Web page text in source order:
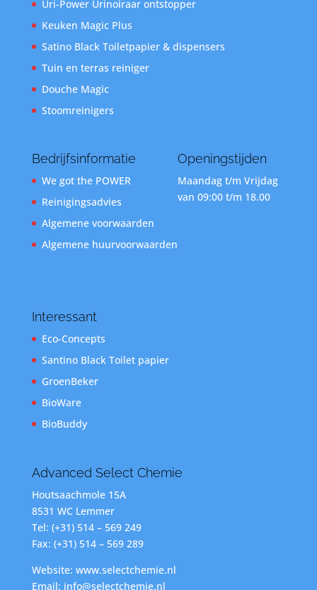
Uri-Power Urinoiraar ontstopper
Keuken Magic Plus
Satino Black Toiletpapier & dispensers
Tuin en terras reiniger
Douche Magic
Stoomreinigers
Bedrijfsinformatie
We got the POWER
Reinigingsadvies
Algemene voorwaarden
Algemene huurvoorwaarden
Openingstijden
Maandag t/m Vrijdag
van 09:00 t/m 18.00
Interessant
Eco-Concepts
Santino Black Toilet papier
GroenBeker
BioWare
BioBuddy
Advanced Select Chemie
Houtsaachmole 15A
8531 WC Lemmer
Tel: (+31) 514 – 569 249
Fax: (+31) 514 – 569 289
Website: www.selectchemie.nl
Email: info@selectchemie.nl